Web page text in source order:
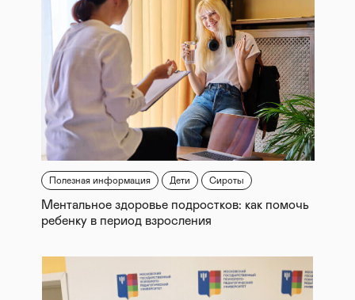
Полезная информация Дети Сироты
Ментальное здоровье подростков: как помочь
ребенку в период взросления